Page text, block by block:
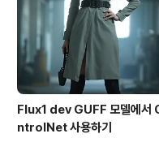
Flux1 dev GUFF 모델에서
ntrolNet 사용하기